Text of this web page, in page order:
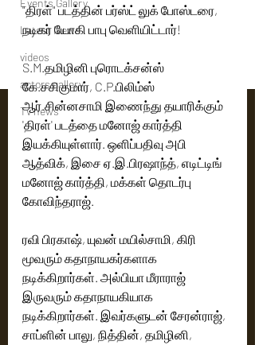
Events Gallery
Latest News
videos
actors gallery
Tv news
"திரள்" படத்தின் பர்ஸ்ட் லுக் போஸ்டரை,
நடிகர் யோகி பாபு வெளியிட்டார்!
S.M.தமிழினி புரொடக்சன்ஸ்
கே.சசிகுமார், C.P.பிலிம்ஸ்
ஆர்.சின்னசாமி இணைந்து தயாரிக்கும்
'திரள்' படத்தை மனோஜ் கார்த்தி
இயக்கியுள்ளார். ஒளிப்பதிவு அபி
ஆத்விக், இசை ஏ.இ.பிரஷாந்த், எடிட்டிங்
மனோஜ் கார்த்தி, மக்கள் தொடர்பு
கோவிந்தராஜ்.
ரவி பிரகாஷ், யுவன் மயில்சாமி, கிரி
மூவரும் கதாநாயகர்களாக
நடிக்கிறார்கள். அல்பியா மீராராஜ்
இருவரும் கதாநாயகியாக
நடிக்கிறார்கள். இவர்களுடன் சேரன்ராஜ்,
சாப்ளின் பாலு, நித்தின், தமிழினி,